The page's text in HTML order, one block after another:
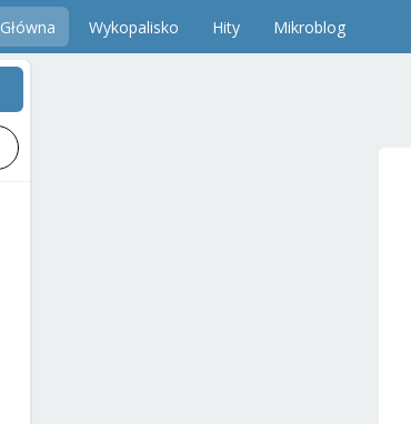
Główna Wykopalisko Hity Mikroblog